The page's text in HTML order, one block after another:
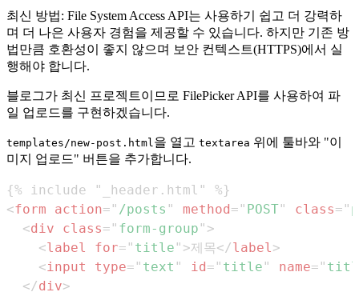
최신 방법: File System Access API는 사용하기 쉽고 더 강력하
며 더 나은 사용자 경험을 제공할 수 있습니다. 하지만 기존 방
법만큼 호환성이 좋지 않으며 보안 컨텍스트(HTTPS)에서 실
행해야 합니다.
블로그가 최신 프로젝트이므로 FilePicker API를 사용하여 파
일 업로드를 구현하겠습니다.
templates/new-post.html 을 열고 textarea 위에 툴바와 "이
미지 업로드" 버튼을 추가합니다.
<form action= " /posts " method= " POST" class= "
<div class= " form-group " >
<label for= " title " >제목</label>
<input type= " text " id= " title " name= "
</div>